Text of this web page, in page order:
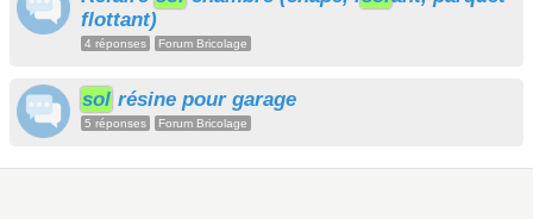
flottant)
4 réponses Forum Bricolage
sol résine pour garage
5 réponses Forum Bricolage